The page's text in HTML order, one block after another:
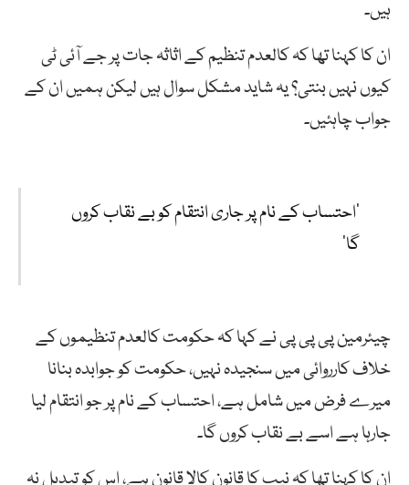
ہیں۔
ان کا کہنا تھا کہ کالعدم تنظیم کے اثاثہ جات پر جے آئی ٹی
کیوں نہیں بنتی؟ یہ شاید مشکل سوال ہیں لیکن ہمیں ان کے
جواب چاہئیں۔
’احتساب کے نام پر جاری انتقام کو بے نقاب کروں
گا‘
چیئرمین پی پی پی نے کہا کہ حکومت کالعدم تنظیموں کے
خلاف کارروائی میں سنجیدہ نہیں، حکومت کو جوابدہ بنانا
میرے فرض میں شامل ہے، احتساب کے نام پر جو انتقام لیا
جارہا ہے اسے بے نقاب کروں گا۔